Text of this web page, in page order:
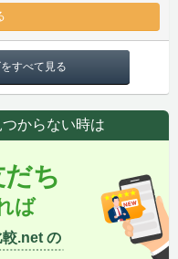
すべて見る
からない時は
ち
ば
.net の